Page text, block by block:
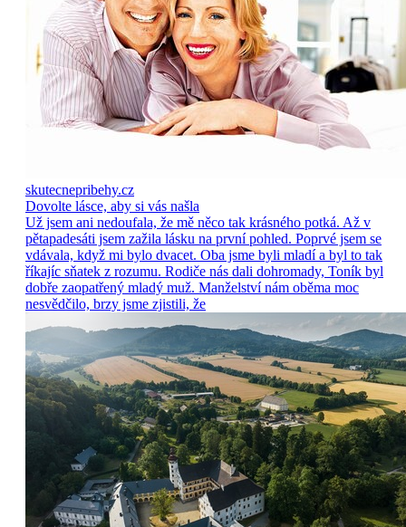
skutecnepribehy.cz
Dovolte lásce, aby si vás našla
Už jsem ani nedoufala, že mě něco tak krásného potká. Až v
pětapadesáti jsem zažila lásku na první pohled. Poprvé jsem se
vdávala, když mi bylo dvacet. Oba jsme byli mladí a byl to tak
říkajíc sňatek z rozumu. Rodiče nás dali dohromady, Toník byl
dobře zaopatřený mladý muž. Manželství nám oběma moc
nesvědčilo, brzy jsme zjistili, že